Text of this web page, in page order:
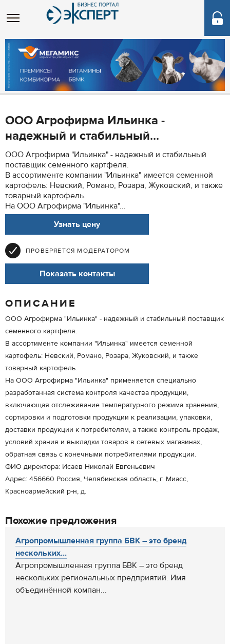
ООО Агрофирма Ильинка -
надежный и стабильный...
ООО Агрофирма "Ильинка" - надежный и стабильный
поставщик семенного картфеля.
В ассортименте компании "Ильинка" имеется семенной
картофель: Невский, Романо, Розара, Жуковский, и также
товарный картофель.
На ООО Агрофирма "Ильинка"...
Узнать цену
ПРОВЕРЯЕТСЯ МОДЕРАТОРОМ
Показать контакты
ОПИСАНИЕ
ООО Агрофирма "Ильинка" - надежный и стабильный поставщик
семенного картфеля.
В ассортименте компании "Ильинка" имеется семенной
картофель: Невский, Романо, Розара, Жуковский, и также
товарный картофель.
На ООО Агрофирма "Ильинка" применяется специально
разработанная система контроля качества продукции,
включающая отслеживание температурного режима хранения,
сортировки и подготовки продукции к реализации, упаковки,
доставки продукции к потребителям, а также контроль продаж,
условий храния и выкладки товаров в сетевых магазинах,
обратная связь с конечными потребителями продукции.
ФИО директора: Исаев Николай Евгеньевич
Адрес: 456660 Россия, Челябинская область, г. Миасс,
Красноармейский р-н, д.
Похожие предложения
Агропромышленная группа БВК – это бренд
нескольких...
Агропромышленная группа БВК – это бренд
нескольких региональных предприятий. Имя
объединённой компан...